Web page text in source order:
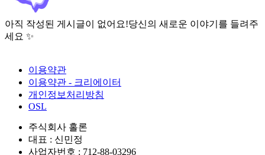
아직 작성된 게시글이 없어요!당신의 새로운 이야기를 들려주
세요 ✨
이용약관
이용약관 - 크리에이터
개인정보처리방침
OSL
주식회사 홀론
대표 : 신민정
사업자번호 : 712-88-03296